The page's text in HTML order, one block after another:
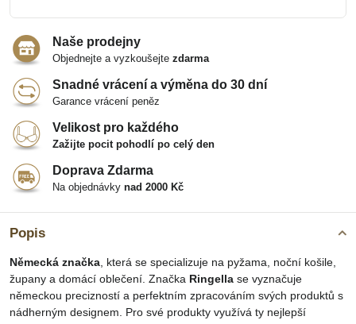
Popis
Německá značka , která se specializuje na pyžama, noční košile,
župany a domácí oblečení. Značka Ringella se vyznačuje
německou precizností a perfektním zpracováním svých produktů s
nádherným designem. Pro své produkty využívá ty nejlepší
Naše prodejny
Objednejte a vyzkoušejte zdarma
Snadné vrácení a výměna do 30 dní
Garance vrácení peněz
Velikost pro každého
Zažijte pocit pohodlí po celý den
Doprava Zdarma
Na objednávky nad 2000 Kč